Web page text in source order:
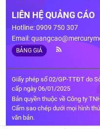
LIÊN HỆ QUẢNG CÁO
Hotline: 0909 750 307
Email:
BẢNG GIÁ
Giấy phép số 02/GP-TTĐT do
cấp ngày 06/01/2025
Bản quyền thuộc về Công ty
Cấm sao chép dưới mọi hình
văn bản.